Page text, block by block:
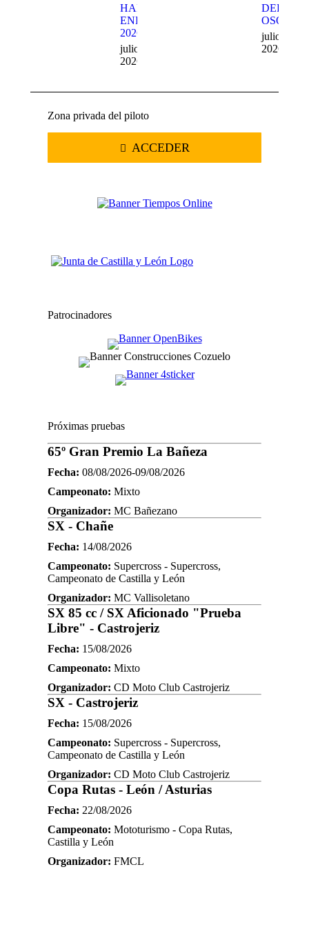
HARD
ENDURO
2026
julio 22,
2026
DEL
OSO
julio 20,
2026
Zona privada del piloto
ACCEDER
Patrocinadores
Próximas pruebas
65º Gran Premio La Bañeza
Fecha: 08/08/2026-09/08/2026
Campeonato: Mixto
Organizador: MC Bañezano
SX - Chañe
Fecha: 14/08/2026
Campeonato: Supercross - Supercross,
Campeonato de Castilla y León
Organizador: MC Vallisoletano
SX 85 cc / SX Aficionado "Prueba
Libre" - Castrojeriz
Fecha: 15/08/2026
Campeonato: Mixto
Organizador: CD Moto Club Castrojeriz
SX - Castrojeriz
Fecha: 15/08/2026
Campeonato: Supercross - Supercross,
Campeonato de Castilla y León
Organizador: CD Moto Club Castrojeriz
Copa Rutas - León / Asturias
Fecha: 22/08/2026
Campeonato: Mototurismo - Copa Rutas,
Castilla y León
Organizador: FMCL